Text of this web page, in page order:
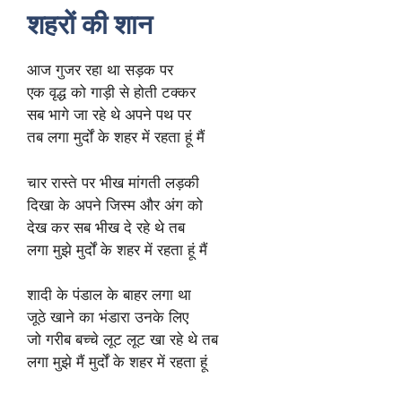
शहरों की शान
आज गुजर रहा था सड़क पर
एक वृद्ध को गाड़ी से होती टक्कर
सब भागे जा रहे थे अपने पथ पर
तब लगा मुर्दों के शहर में रहता हूं मैं
चार रास्ते पर भीख मांगती लड़की
दिखा के अपने जिस्म और अंग को
देख कर सब भीख दे रहे थे तब
लगा मुझे मुर्दों के शहर में रहता हूं मैं
शादी के पंडाल के बाहर लगा था
जूठे खाने का भंडारा उनके लिए
जो गरीब बच्चे लूट लूट खा रहे थे तब
लगा मुझे मैं मुर्दों के शहर में रहता हूं